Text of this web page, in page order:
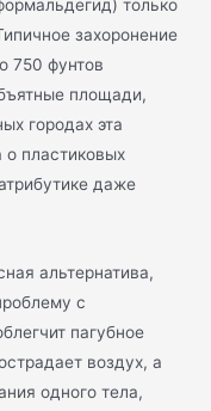
только
захоронение
750 фунтов
площади,
городах эта
о пластиковых
даже
альтернатива,
с
пагубное
воздух, а
одного тела,